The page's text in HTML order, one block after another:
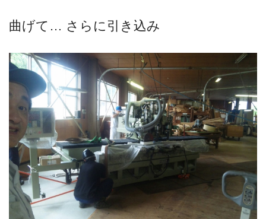
曲げて… さらに引き込み